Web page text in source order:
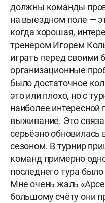
должны команды
на выездном поле —
когда хорошая,
тренером Игорем
играть перед своими
организационные
было достаточное
это или плохо, но с
наиболее интересной
выживание. Это
серьёзно
сезоном. В турнир
команд примерно
последнего тура
Мне очень жаль
большому счёту они